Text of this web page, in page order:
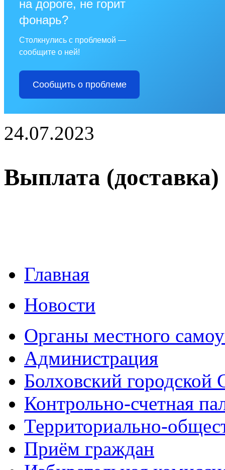
на дороге, не горит
фонарь?
Столкнулись с проблемой —
сообщите о ней!
Сообщить о проблеме
24.07.2023
Выплата (доставка)
Главная
Новости
Органы местного
Администрация
Болховский городской
Контрольно-счетная
Территориально-
Приём граждан